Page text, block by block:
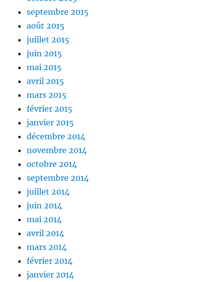
septembre 2015
août 2015
juillet 2015
juin 2015
mai 2015
avril 2015
mars 2015
février 2015
janvier 2015
décembre 2014
novembre 2014
octobre 2014
septembre 2014
juillet 2014
juin 2014
mai 2014
avril 2014
mars 2014
février 2014
janvier 2014